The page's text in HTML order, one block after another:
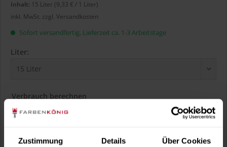
Zustimmung Details Über Cookies
Inhalt: 15 Liter (9,33 € / 1 Liter)
inkl. MwSt. zzgl. Versandkosten
Sofort versandfertig, Lieferzeit ca. 1-3 Arbeitstage
Liter:
Verbrauch berechnen
Wie viele m² wollen Sie bearbeiten?